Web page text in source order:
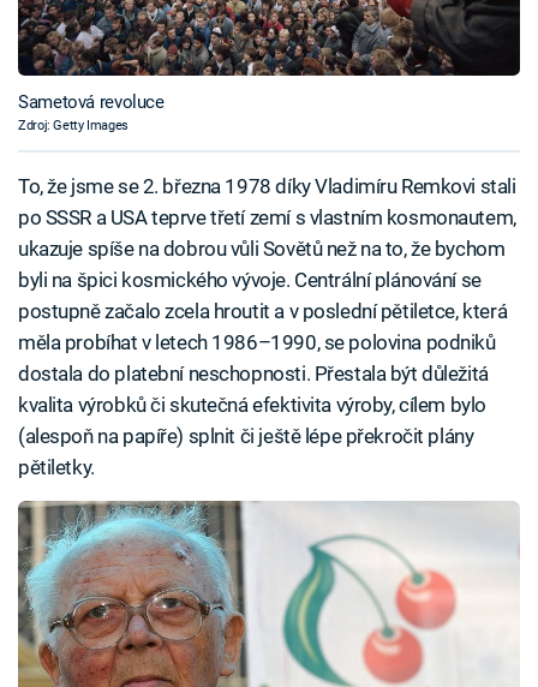
Sametová revoluce
Zdroj: Getty Images
To, že jsme se 2. března 1978 díky Vladimíru Remkovi stali
po SSSR a USA teprve třetí zemí s vlastním kosmonautem,
ukazuje spíše na dobrou vůli Sovětů než na to, že bychom
byli na špici kosmického vývoje. Centrální plánování se
postupně začalo zcela hroutit a v poslední pětiletce, která
měla probíhat v letech 1986–1990, se polovina podniků
dostala do platební neschopnosti. Přestala být důležitá
kvalita výrobků či skutečná efektivita výroby, cílem bylo
(alespoň na papíře) splnit či ještě lépe překročit plány
pětiletky.